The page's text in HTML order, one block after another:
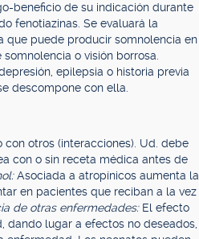
beneficio de su indicación durante
fenotiazinas. Se evaluará la
que puede producir somnolencia en
o visión borrosa.
epilepsia o historia previa
descompone con ella.
otros (interacciones). Ud. debe
con o sin receta médica antes de
Asociada a atropínicos aumenta la
en pacientes que reciban a la vez
de otras enfermedades: El efecto
lugar a efectos no deseados,